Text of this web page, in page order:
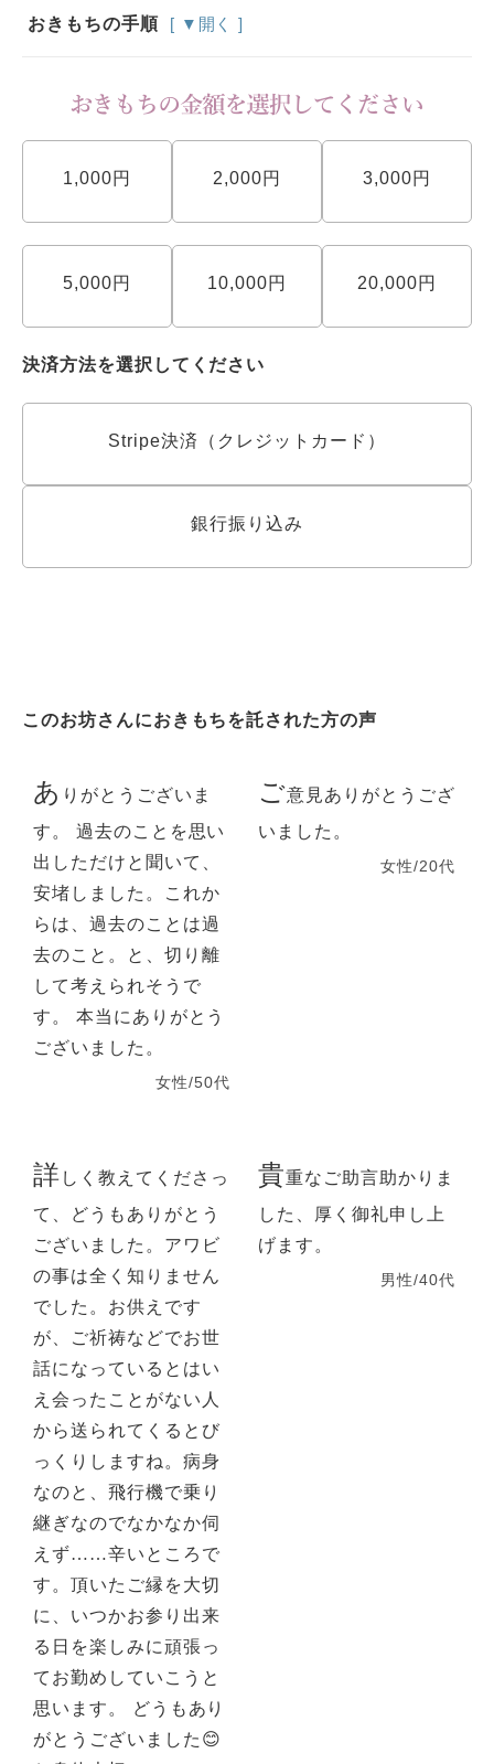
おきもちの手順 [ ▼開く ]
1,000円 2,000円 3,000円
5,000円 10,000円 20,000円
決済方法を選択してください
Stripe決済（クレジットカード）
銀行振り込み
このお坊さんにおきもちを託された方の声
あ りがとうございま
す。 過去のことを思い
出しただけと聞いて、
安堵しました。これか
らは、過去のことは過
去のこと。と、切り離
して考えられそうで
す。 本当にありがとう
ございました。
女性/50代
ご意見ありがとうござ
いました。
女性/20代
詳 しく教えてくださっ
て、どうもありがとう
ございました。アワビ
の事は全く知りません
でした。お供えです
が、ご祈祷などでお世
話になっているとはい
え会ったことがない人
から送られてくるとび
っくりしますね。病身
なのと、飛行機で乗り
継ぎなのでなかなか伺
えず……辛いところで
す。頂いたご縁を大切
に、いつかお参り出来
る日を楽しみに頑張っ
てお勤めしていこうと
思います。 どうもあり
がとうございました😊
貴重なご助言助かりま
した、厚く御礼申し上
げます。
男性/40代